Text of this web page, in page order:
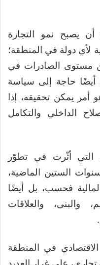
يصبح نمو التجارة
لأي دولة في المنطقة؛
مستوى الصادرات في
أيضًا حاجة إلى سياسة
أمر يمكن تحقيقه، إذا
الداخلي والتكامل
التي أثّرت في تطوّر
الستين الماضية،
فحسب، بل أيضًا
والبنى، والعلاقات
في المنطقة